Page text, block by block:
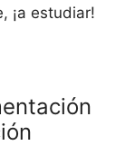
¡a estudiar!